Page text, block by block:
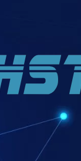
التي توفر ميزات